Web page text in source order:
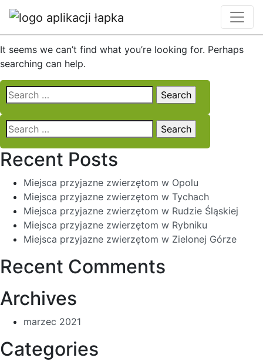
Nothing Found
It seems we can’t find what you’re looking for. Perhaps
searching can help.
Search
for:
Search
for:
Recent Posts
Miejsca przyjazne zwierzętom w Opolu
Miejsca przyjazne zwierzętom w Tychach
Miejsca przyjazne zwierzętom w Rudzie Śląskiej
Miejsca przyjazne zwierzętom w Rybniku
Miejsca przyjazne zwierzętom w Zielonej Górze
Recent Comments
Archives
marzec 2021
Categories